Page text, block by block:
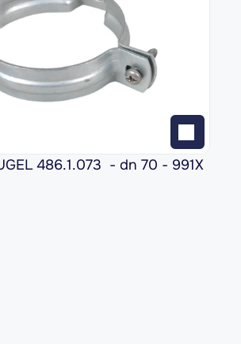
486.1.073  - dn 70 - 991X